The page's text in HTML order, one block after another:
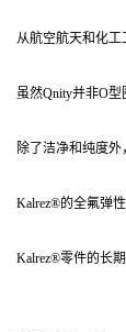
从航空航天和化工
虽然Qnity并非O
除了洁净和纯度
Kalrez®的全氟弹
Kalrez®零件的长